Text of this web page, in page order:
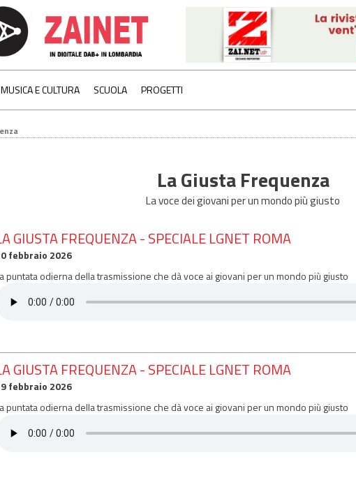
MUSICA E CULTURA SCUOLA PROGETTI
La Giusta Frequenza
La voce dei giovani per un mondo più giusto
GIUSTA FREQUENZA - SPECIALE LGNET ROMA
febbraio 2026
puntata odierna della trasmissione che dà voce ai giovani per un mondo più giusto
GIUSTA FREQUENZA - SPECIALE LGNET ROMA
febbraio 2026
puntata odierna della trasmissione che dà voce ai giovani per un mondo più giusto